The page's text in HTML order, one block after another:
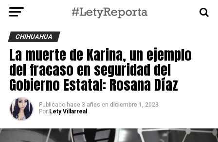
CHIHUAHUA
La muerte de Karina, un ejemplo
del fracaso en seguridad del
Gobierno Estatal: Rosana Díaz
Publicado hace 3 años en diciembre 1, 2023
Por Lety Villarreal